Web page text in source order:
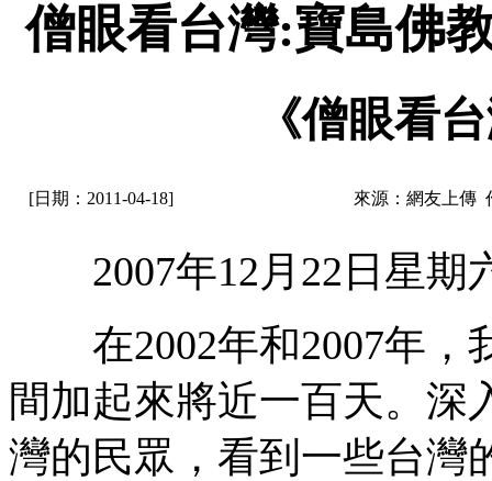
僧眼看台灣:寶島佛
《僧眼看
[日期：2011-04-18] 來源：網友上傳
2007年12月22日星期
在2002年和2007年，
間加起來將近一百天。深
灣的民眾，看到一些台灣